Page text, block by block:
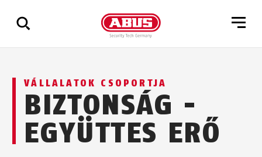
találat
mutatása
VÁLLALATOK CSOPORTJA
BIZTONSÁG -
EGYÜTTES ERŐ